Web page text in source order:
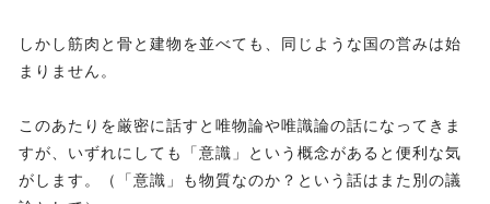
しかし筋肉と骨と建物を並べても、同じような国の営みは始
まりません。
このあたりを厳密に話すと唯物論や唯識論の話になってきま
すが、いずれにしても「意識」という概念があると便利な気
がします。（「意識」も物質なのか？という話はまた別の議